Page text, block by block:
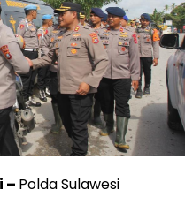
– Polda Sulawesi